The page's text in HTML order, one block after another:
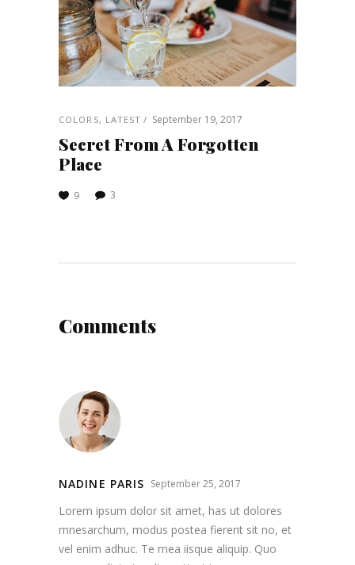
COLORS, LATEST September 19, 2017
Secret From A Forgotten
Place
9 3
Comments
NADINE PARIS September 25, 2017
Lorem ipsum dolor sit amet, has ut dolores
mnesarchum, modus postea fierent sit no, et
vel enim adhuc. Te mea iisque aliquip. Quo